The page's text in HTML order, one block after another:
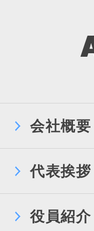
会社概要
代表挨拶
役員紹介